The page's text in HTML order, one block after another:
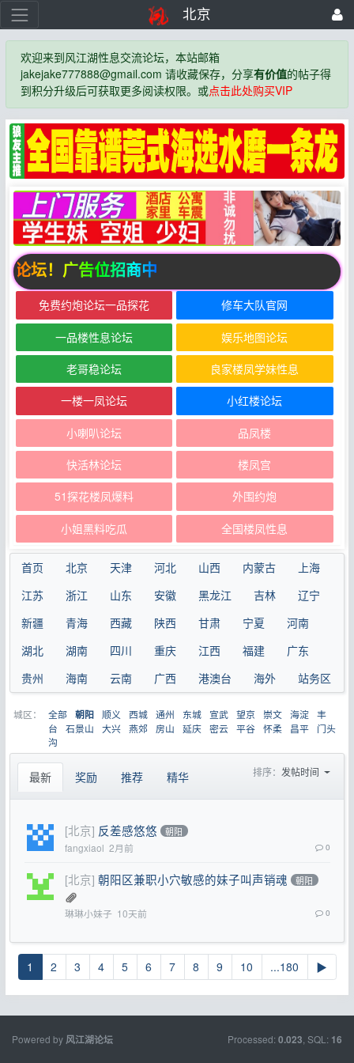
北京
欢迎来到风江湖性息交流论坛，本站邮箱
jakejake777888@gmail.com 请收藏保存，分享有价值的帖子得
到积分升级后可获取更多阅读权限。或点击此处购买VIP
论坛！广告位招商中
免费约炮论坛一品探花 修车大队官网
一品楼性息论坛 娱乐地图论坛
老哥稳论坛 良家楼凤学妹性息
一楼一凤论坛 小红楼论坛
小喇叭论坛 品凤楼
快活林论坛 楼凤宫
51探花楼凤爆料 外围约炮
小姐黑料吃瓜 全国楼凤性息
首页 北京 天津 河北 山西 内蒙古
上海
江苏
浙江 山东 安徽 黑龙江 吉林
辽宁
新疆
青海 西藏 陕西 甘肃 宁夏
河南
湖北
湖南 四川 重庆 江西 福建
广东
贵州
海南 云南 广西 港澳台 海外 站务区
城区： 全部 朝阳 顺义 西城 通州 东城 宣武 望京 崇文 海淀 丰
台
石景山 大兴 燕郊 房山 延庆 密云 平谷 怀柔 昌平
门头
沟
最新 奖励 推荐 精华 排序： 发帖时间
[北京] 反差感悠悠 朝阳
fangxiaol 2月前 0
[北京] 朝阳区兼职小穴敏感的妹子叫声销魂 朝阳
琳琳小妹子 10天前 0
1 2 3 4 5 6 7 8 9 10 ...180 ▶
Powered by 风江湖论坛 Processed: 0.023 , SQL: 16